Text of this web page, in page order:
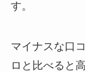
す。
マイナスな口
ロと比べると